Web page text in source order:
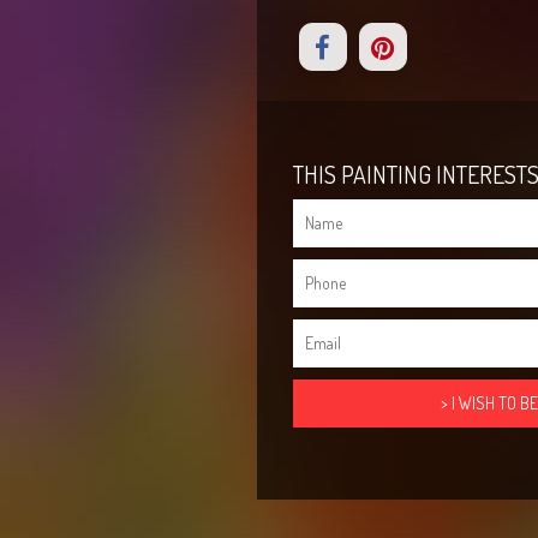
THIS PAINTING